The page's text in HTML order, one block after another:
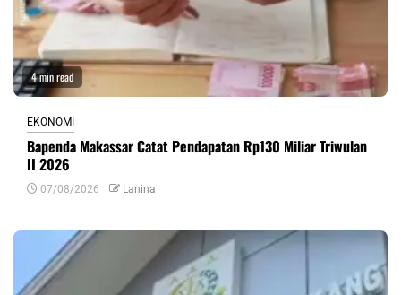
4 min read
EKONOMI
Bapenda Makassar Catat Pendapatan Rp130 Miliar Triwulan
II 2026
07/08/2026 Lanina